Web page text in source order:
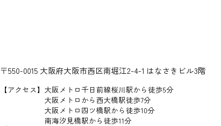
〒550-0015 大阪府大阪市西区南堀江2-4-1 はなさきビル3階
【アクセス】 大阪メトロ千日前線桜川駅から徒歩5分
大阪メトロから西大橋駅徒歩7分
大阪メトロ四ツ橋駅から徒歩10分
南海汐見橋駅から徒歩11分